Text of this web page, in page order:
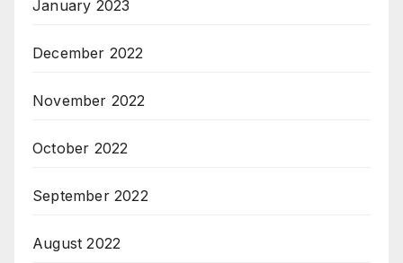
January 2023
December 2022
November 2022
October 2022
September 2022
August 2022